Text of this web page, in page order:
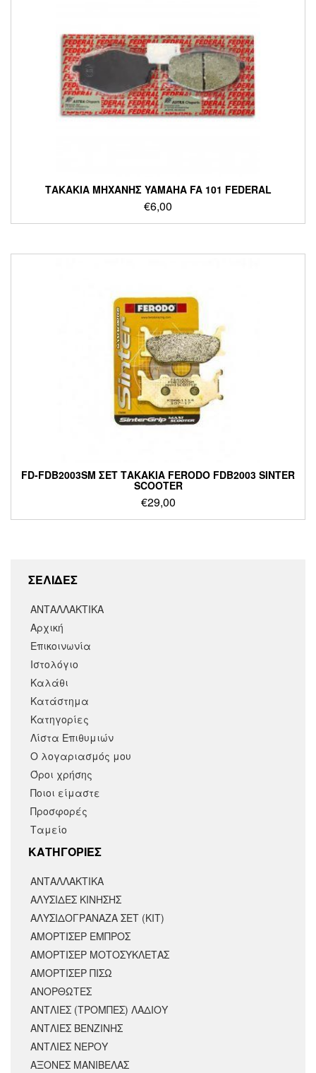
ΤΑΚΑΚΙΑ ΜΗΧΑΝΗΣ YAMAHA FA 101 FEDERAL
€6,00
FD-FDB2003SM ΣΕΤ ΤΑΚΑΚΙΑ FERODO FDB2003 SINTER
SCOOTER
€29,00
ΣΕΛΙΔΕΣ
ΑΝΤΑΛΛΑΚΤΙΚΑ
Αρχική
Επικοινωνία
Ιστολόγιο
Καλάθι
Κατάστημα
Κατηγορίες
Λίστα Επιθυμιών
Ο λογαριασμός μου
Όροι χρήσης
Ποιοι είμαστε
Προσφορές
Ταμείο
KΑΤΗΓΟΡΙΕΣ
ΑΝΤΑΛΛΑΚΤΙΚΆ
ΑΛΥΣΙΔΕΣ ΚΙΝΗΣΗΣ
ΑΛΥΣΙΔΟΓΡΑΝΑΖΑ ΣΕΤ (ΚΙΤ)
ΑΜΟΡΤΙΣΕΡ ΕΜΠΡΟΣ
ΑΜΟΡΤΙΣΈΡ ΜΟΤΟΣΥΚΛΈΤΑΣ
ΑΜΟΡΤΙΣΕΡ ΠΙΣΩ
ΑΝΟΡΘΩΤΕΣ
ΑΝΤΛΙΕΣ (ΤΡΟΜΠΕΣ) ΛΑΔΙΟΥ
ΑΝΤΛΙΕΣ ΒΕΝΖΙΝΗΣ
ΑΝΤΛΙΕΣ ΝΕΡΟΥ
ΑΞΟΝΕΣ ΜΑΝΙΒΕΛΑΣ